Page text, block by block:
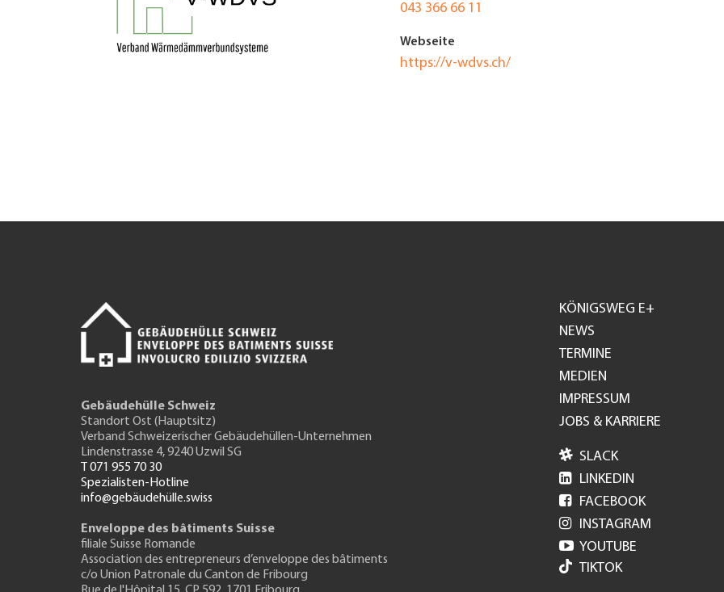
043 366 66 11
Webseite
https://v-wdvs.ch/
Gebäudehülle Schweiz
Standort Ost (Hauptsitz)
Verband Schweizerischer Gebäudehüllen-Unternehmen
Lindenstrasse 4, 9240 Uzwil SG
T 071 955 70 30
Spezialisten-Hotline
info@gebäudehülle.swiss
Enveloppe des bâtiments Suisse
filiale Suisse Romande
Association des entrepreneurs d’enveloppe des bâtiments
c/o Union Patronale du Canton de Fribourg
Footer
GH
KÖNIGSWEG E+
NEWS
TERMINE
MEDIEN
IMPRESSUM
JOBS & KARRIERE
 SLACK
 LINKEDIN
 FACEBOOK
 INSTAGRAM
 YOUTUBE
TIKTOK